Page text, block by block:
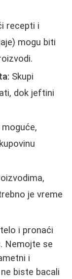
recepti i
mogu biti
Skupi
dok jeftini
je vreme
i pronaći
Nemojte se
i
biste bacali